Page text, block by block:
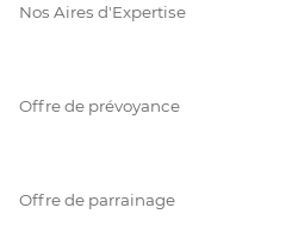
Nos Aires d'Expertise
Offre de prévoyance
Offre de parrainage